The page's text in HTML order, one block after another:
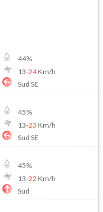
44%
13-24Km/h
Sud SE
45%
13-23 Km/h
Sud SE
45%
13-22 Km/h
Sud